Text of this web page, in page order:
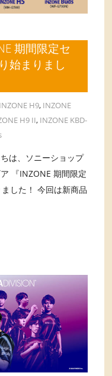
期間限定セ
始まりまし
INZONE H9, INZONE
H9 II, INZONE KBD-
は、ソニーショップ
『INZONE 期間限定
した！ 今回は新商品